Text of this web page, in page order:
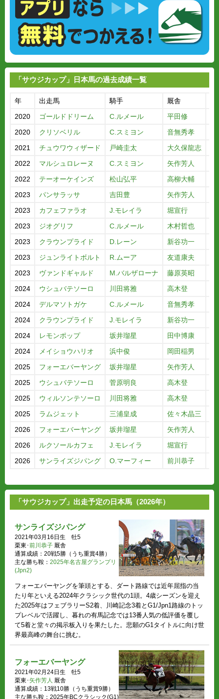
「サウジカップ」日本馬の過去成績一覧
年 出走馬 騎手 厩舎
2020
ゴールドドリーム C.ルメール 平田修
2020
クリソベリル C.スミヨン 音無秀孝
2021
チュウワウィザード 戸崎圭太 大久保龍志
2022
マルシュロレーヌ C.スミヨン 矢作芳人
2022
テーオーケインズ 松山弘平 高柳大輔
2023
パンサラッサ 吉田豊 矢作芳人
2023
カフェファラオ J.モレイラ 堀宣行
2023
ジオグリフ C.ルメール 木村哲也
2023
クラウンプライド D.レーン 新谷功一
2023
ジュンライトボルト R.ムーア 友道康夫
2023
ヴァンドギャルド M.バルザローナ 藤原英昭
2024
ウシュバテソーロ 川田将雅 高木登
2024
デルマソトガケ C.ルメール 音無秀孝
2024
クラウンプライド J.モレイラ 新谷功一
2024
レモンポップ 坂井瑠星 田中博康
2024
メイショウハリオ 浜中俊 岡田稲男
2025
フォーエバーヤング 坂井瑠星 矢作芳人
2025
ウシュバテソーロ 菅原明良 高木登
2025
ウィルソンテソーロ 川田将雅 高木登
2025
ラムジェット 三浦皇成 佐々木晶三
2026
フォーエバーヤング 坂井瑠星 矢作芳人
2026
ルクソールカフェ J.モレイラ 堀宣行
2026
サンライズジパング O.マーフィー 前川恭子
「サウジカップ」出走予定の日本馬（2026年）
サンライズジパング
2021年03月16日生 牡5
栗東･前川恭子 厩舎
通算成績：20戦5勝（うち重賞4勝）
主な勝ち鞍： 2025年名古屋グランプリ
(Jpn2)
フォーエバーヤングを筆頭とする、ダート路線では近年屈指の当
たり年といえる2024年クラシック世代の1頭。4歳シーズンを迎え
た2025年はフェブラリーS2着、川崎記念3着とG1/Jpn1路線のトッ
プレベルで活躍し、暮れの有馬記念では13番人気の低評価を覆し
て5着と堂々の掲示板入りを果たした。悲願のG1タイトルに向け世
界最高峰の舞台に挑む。
フォーエバーヤング
2021年02月24日生 牡5
栗東･矢作芳人
厩舎
通算成績：13戦10勝（うち重賞9勝）
主な勝ち鞍：2025年BCクラシック(G1)